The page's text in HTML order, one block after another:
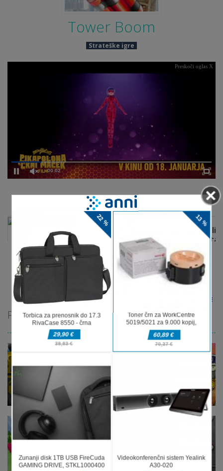
Tower Boom
Strateške igre
00:02
Preskoči oglas X
DELJENJE
PRIPOROČAMO
Strateške igre
Battle
Strateške igre
Lokostrelski
Grajska vojna
zombijem